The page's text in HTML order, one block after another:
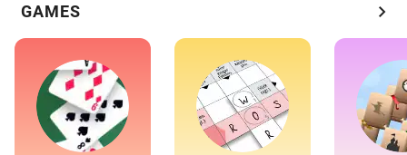
GAMES chevron_right